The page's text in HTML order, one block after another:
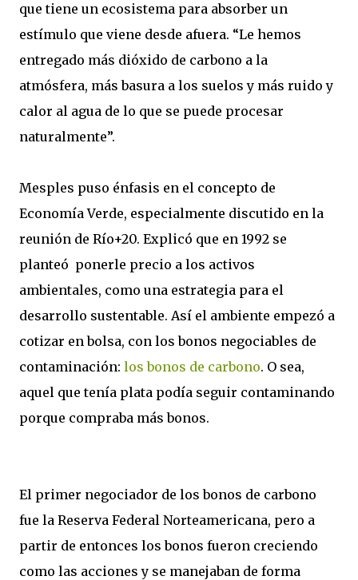
que tiene un ecosistema para absorber un
estímulo que viene desde afuera. “Le hemos
entregado más dióxido de carbono a la
atmósfera, más basura a los suelos y más ruido y
calor al agua de lo que se puede procesar
naturalmente”.
Mesples puso énfasis en el concepto de
Economía Verde, especialmente discutido en la
reunión de Río+20. Explicó que en 1992 se
planteó ponerle precio a los activos
ambientales, como una estrategia para el
desarrollo sustentable. Así el ambiente empezó a
cotizar en bolsa, con los bonos negociables de
contaminación: los bonos de carbono. O sea,
aquel que tenía plata podía seguir contaminando
porque compraba más bonos.
El primer negociador de los bonos de carbono
fue la Reserva Federal Norteamericana, pero a
partir de entonces los bonos fueron creciendo
como las acciones y se manejaban de forma